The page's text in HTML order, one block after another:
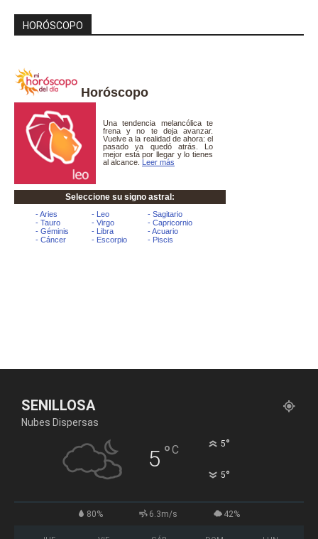
HORÓSCOPO
Horóscopo
SENILLOSA
Nubes Dispersas
5 °C 5°
5°
80% 6.3m/s 42%